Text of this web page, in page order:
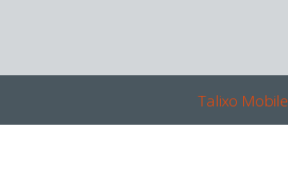
Talixo Mobile